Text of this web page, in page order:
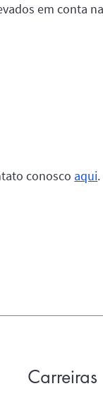
em conta
conosco aqui.
Carreiras